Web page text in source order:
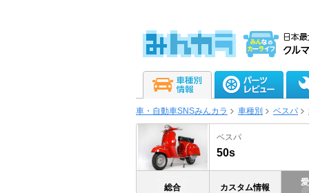
車・自動車SNSみんカラ 車種別 ベスパ
ベスパ
50s
総合 カスタム情報